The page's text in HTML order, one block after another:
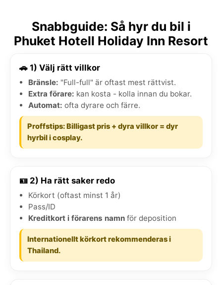
Snabbguide: Så hyr du bil i
Phuket Hotell Holiday Inn Resort
🚗 1) Välj rätt villkor
Bränsle: "Full-full" är oftast mest rättvist.
Extra förare: kan kosta - kolla innan du bokar.
Automat: ofta dyrare och färre.
Proffstips: Billigast pris + dyra villkor = dyr
hyrbil i cosplay.
🪪 2) Ha rätt saker redo
Körkort (oftast minst 1 år)
Pass/ID
Kreditkort i förarens namn för deposition
Internationellt körkort rekommenderas i
Thailand.